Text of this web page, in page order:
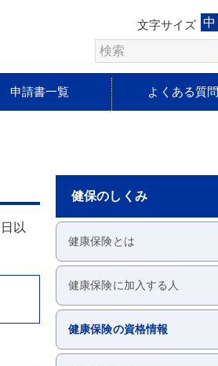
文字サイズ 中
申請書一覧 よくある質問
以
健保のしくみ
健康保険とは
健康保険に加入する人
健康保険の資格情報